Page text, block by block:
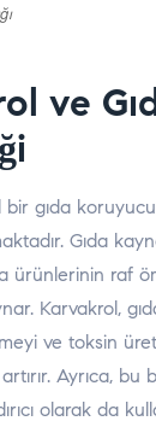
ve
bir gıda
Gıda
ürünlerinin raf
Karvakrol,
ve toksin
Ayrıca, bu
olarak da